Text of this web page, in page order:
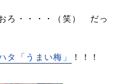
ろ・・・・（笑） だっ
タ「うまい梅」 ！！！